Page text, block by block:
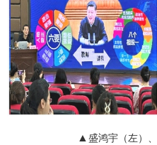
▲ 盛鸿宇（左）、